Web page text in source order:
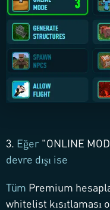
3. Eğer "ONLINE
devre dışı ise
Tüm Premium
whitelist kısıtlaması